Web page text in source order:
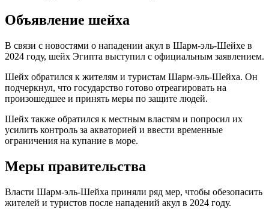
Объявление шейха
В связи с новостями о нападении акул в Шарм-эль-Шейхе в
2024 году, шейх Эгипта выступил с официальным заявлением.
Шейх обратился к жителям и туристам Шарм-эль-Шейха. Он
подчеркнул, что государство готово отреагировать на
произошедшее и принять меры по защите людей.
Шейх также обратился к местным властям и попросил их
усилить контроль за акваторией и ввести временные
ограничения на купание в море.
Меры правительства
Власти Шарм-эль-Шейха приняли ряд мер, чтобы обезопасить
жителей и туристов после нападений акул в 2024 году.